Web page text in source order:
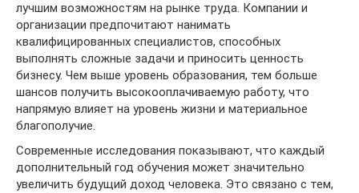
лучшим возможностям на рынке труда. Компании и
организации предпочитают нанимать
квалифицированных специалистов, способных
выполнять сложные задачи и приносить ценность
бизнесу. Чем выше уровень образования, тем больше
шансов получить высокооплачиваемую работу, что
напрямую влияет на уровень жизни и материальное
благополучие.
Современные исследования показывают, что каждый
дополнительный год обучения может значительно
увеличить будущий доход человека. Это связано с тем,